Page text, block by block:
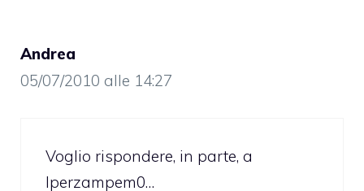
Andrea
05/07/2010 alle 14:27
Voglio rispondere, in parte, a
Iperzampem0…